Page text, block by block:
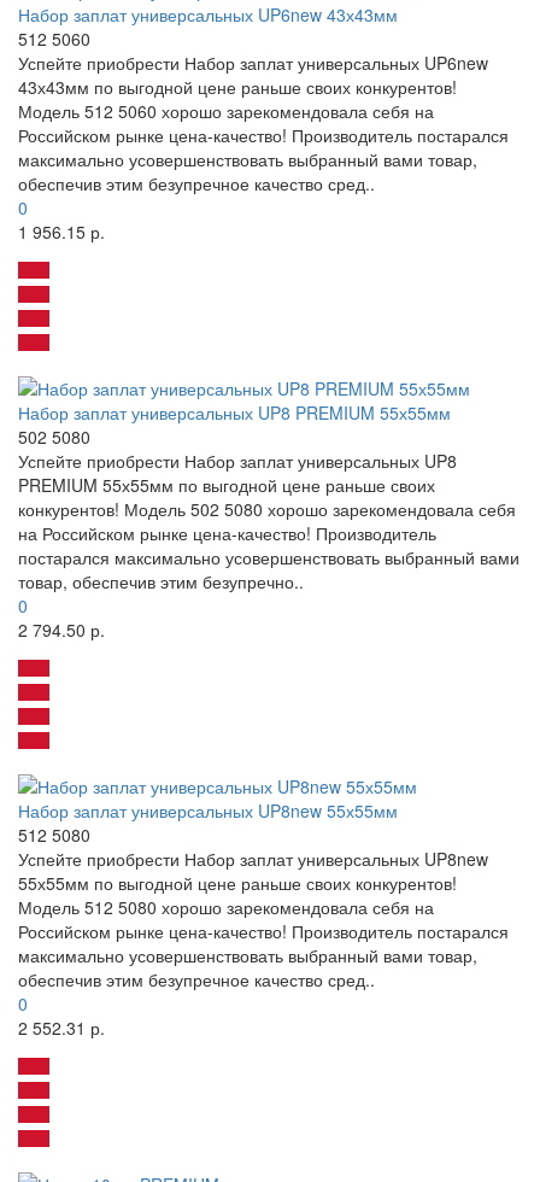
Набор заплат универсальных UP6new 43х43мм
512 5060
Успейте приобрести Набор заплат универсальных UP6new
43х43мм по выгодной цене раньше своих конкурентов!
Модель 512 5060 хорошо зарекомендовала себя на
Российском рынке цена-качество! Производитель постарался
максимально усовершенствовать выбранный вами товар,
обеспечив этим безупречное качество сред..
0
1 956.15 р.
Набор заплат универсальных UP8 PREMIUM 55х55мм
502 5080
Успейте приобрести Набор заплат универсальных UP8
PREMIUM 55х55мм по выгодной цене раньше своих
конкурентов! Модель 502 5080 хорошо зарекомендовала себя
на Российском рынке цена-качество! Производитель
постарался максимально усовершенствовать выбранный вами
товар, обеспечив этим безупречно..
0
2 794.50 р.
Набор заплат универсальных UP8new 55х55мм
512 5080
Успейте приобрести Набор заплат универсальных UP8new
55х55мм по выгодной цене раньше своих конкурентов!
Модель 512 5080 хорошо зарекомендовала себя на
Российском рынке цена-качество! Производитель постарался
максимально усовершенствовать выбранный вами товар,
обеспечив этим безупречное качество сред..
0
2 552.31 р.